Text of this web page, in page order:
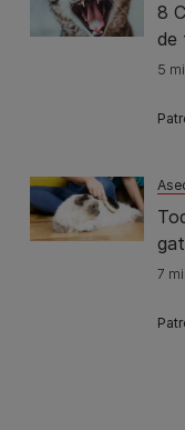
8
de
5
7